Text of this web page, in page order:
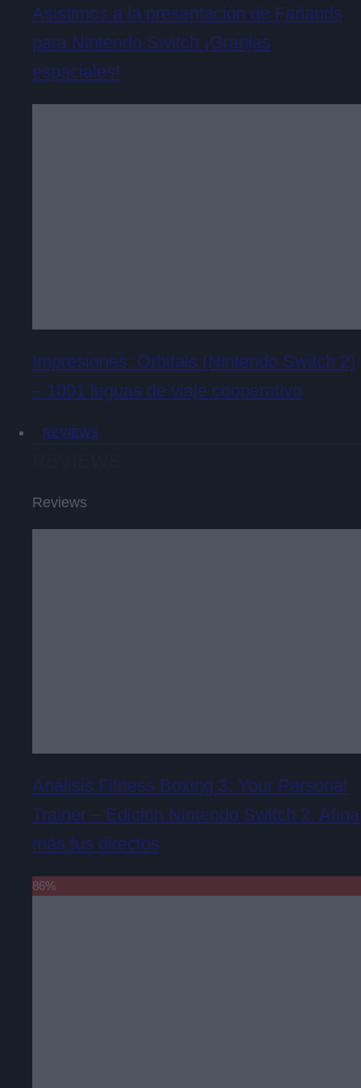
Asistimos a la presentación de Farlands
para Nintendo Switch ¡Granjas
espaciales!
Impresiones: Orbitals (Nintendo Switch 2)
– 1001 leguas de viaje cooperativo
REVIEWS
Reviews
Análisis Fitness Boxing 3: Your Personal
Trainer – Edición Nintendo Switch 2. Afina
más tus directos
86%